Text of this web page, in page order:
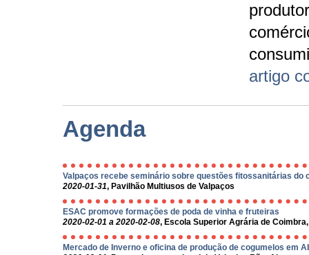
artigo
Agenda
Valpaços recebe seminário sobre questões fitossanitárias do
2020-01-31, Pavilhão Multiusos de Valpaços
ESAC promove formações de poda de vinha e fruteiras
2020-02-01 a 2020-02-08, Escola Superior Agrária de
Mercado de Inverno e oficina de produção de cogumelos em